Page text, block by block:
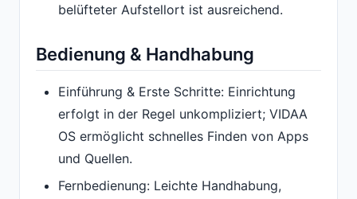
belüfteter Aufstellort ist ausreichend.
Bedienung & Handhabung
Einführung & Erste Schritte: Einrichtung
erfolgt in der Regel unkompliziert; VIDAA
OS ermöglicht schnelles Finden von Apps
und Quellen.
Fernbedienung: Leichte Handhabung,